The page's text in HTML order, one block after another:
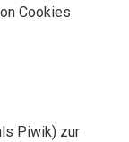
Cookies
Piwik) zur